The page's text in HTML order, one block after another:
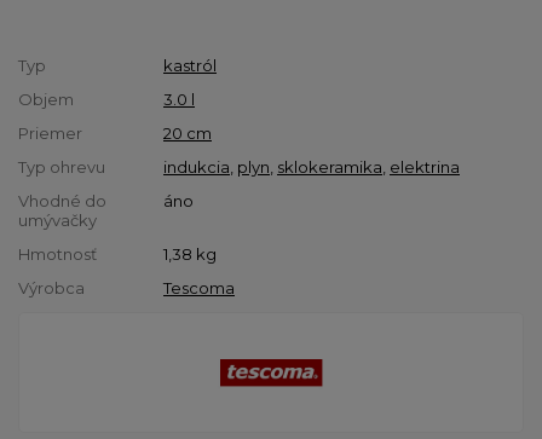
Typ
kastról
Objem
3.0 l
Priemer
20 cm
Typ ohrevu
indukcia plyn sklokeramika elektrina
Vhodné do
umývačky
áno
Hmotnosť 1,38 kg
Výrobca
Tescoma